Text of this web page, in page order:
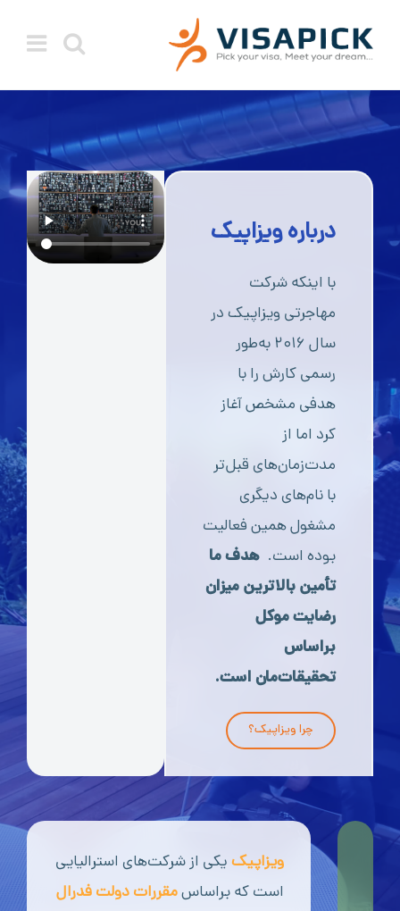
محتوا
درباره ویزاپیک
با اینکه شرکت
مهاجرتی ویزاپیک در
سال ۲۰۱۶ به‌طور
رسمی کارش را با
هدفی مشخص آغاز
کرد اما از
مدت‌زمان‌های قبل‌تر
با نام‌های دیگری
مشغول همین فعالیت
بوده است. هدف ما
تأمین بالاترین میزان
رضایت موکل
براساس
تحقیقات‌مان است.
چرا ویزاپیک؟
ویزاپیکیکی از شرکت‌های استرالیایی
است که براساسمقررات دولت فدرال